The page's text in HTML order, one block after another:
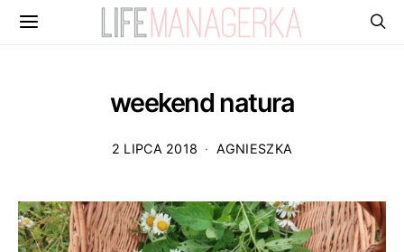
weekend natura
2 LIPCA 2018 AGNIESZKA